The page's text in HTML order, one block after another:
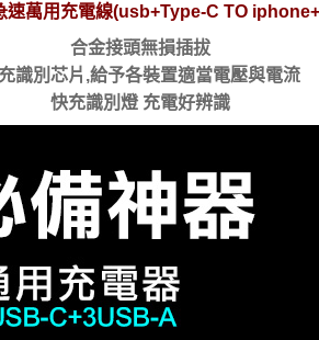
速萬用充電線(usb+Type-C TO
合金接頭無損插拔
識別芯片,給予各裝置適當電壓與電流
快充識別燈 充電好辨識